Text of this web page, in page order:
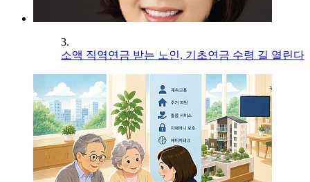
3.
소액 직역연금 받는 노인, 기초연금 수령 길 열린다